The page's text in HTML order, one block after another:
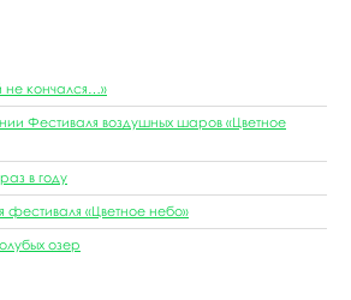
не кончался…»
Фестиваля воздушных шаров «Цветное
в году
фестиваля «Цветное небо»
озер